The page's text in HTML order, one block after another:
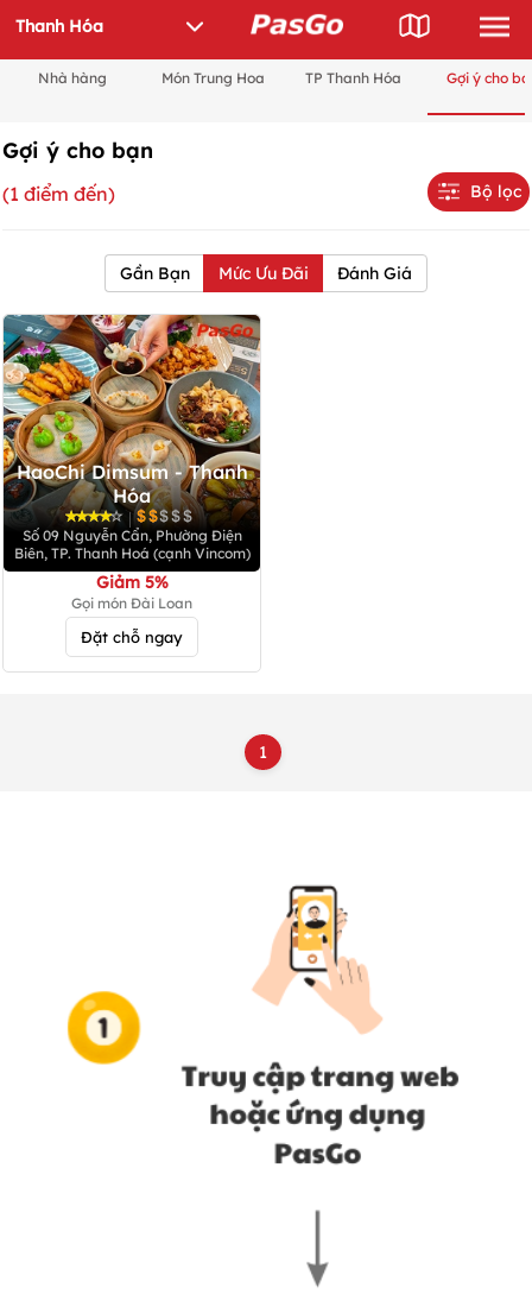
Nhà hàng Món Trung Hoa TP Thanh Hóa Gợi ý cho
Gợi ý cho bạn
(1 điểm đến) Bộ lọc
Gần Bạn Mức Ưu Đãi Đánh Giá
HaoChi Dimsum - Thanh
Hóa
|
Số 09 Nguyễn Cẩn, Phường Điện
Biên, TP. Thanh Hoá (cạnh Vincom)
Giảm 5%
Gọi món Đài Loan
Đặt chỗ ngay
1